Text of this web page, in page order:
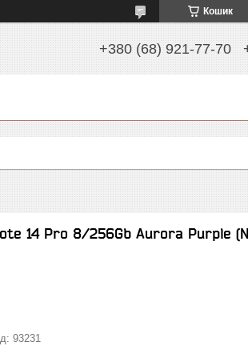
Кошик
+380 (68) 921-77-70
14 Pro 8/256Gb Aurora Purple
93231